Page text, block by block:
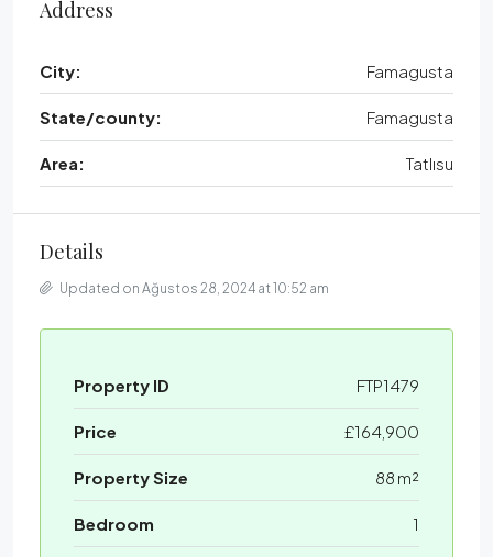
Address
City: Famagusta
State/county: Famagusta
Area: Tatlısu
Details
Updated on Ağustos 28, 2024 at 10:52 am
Property ID FTP1479
Price £164,900
Property Size 88 m²
Bedroom 1